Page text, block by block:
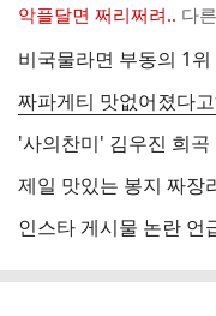
악플달면 쩌리쩌려.. 다
비국물라면 부동의 1
짜파게티 맛없어졌다
제일 맛있는 봉지 짜장
인스타 게시물 논란 언